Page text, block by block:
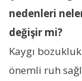
nedenleri
değişir mi?
Kaygı
önemli ruh